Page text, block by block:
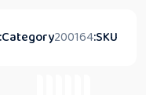
SKU:
200164
Category: